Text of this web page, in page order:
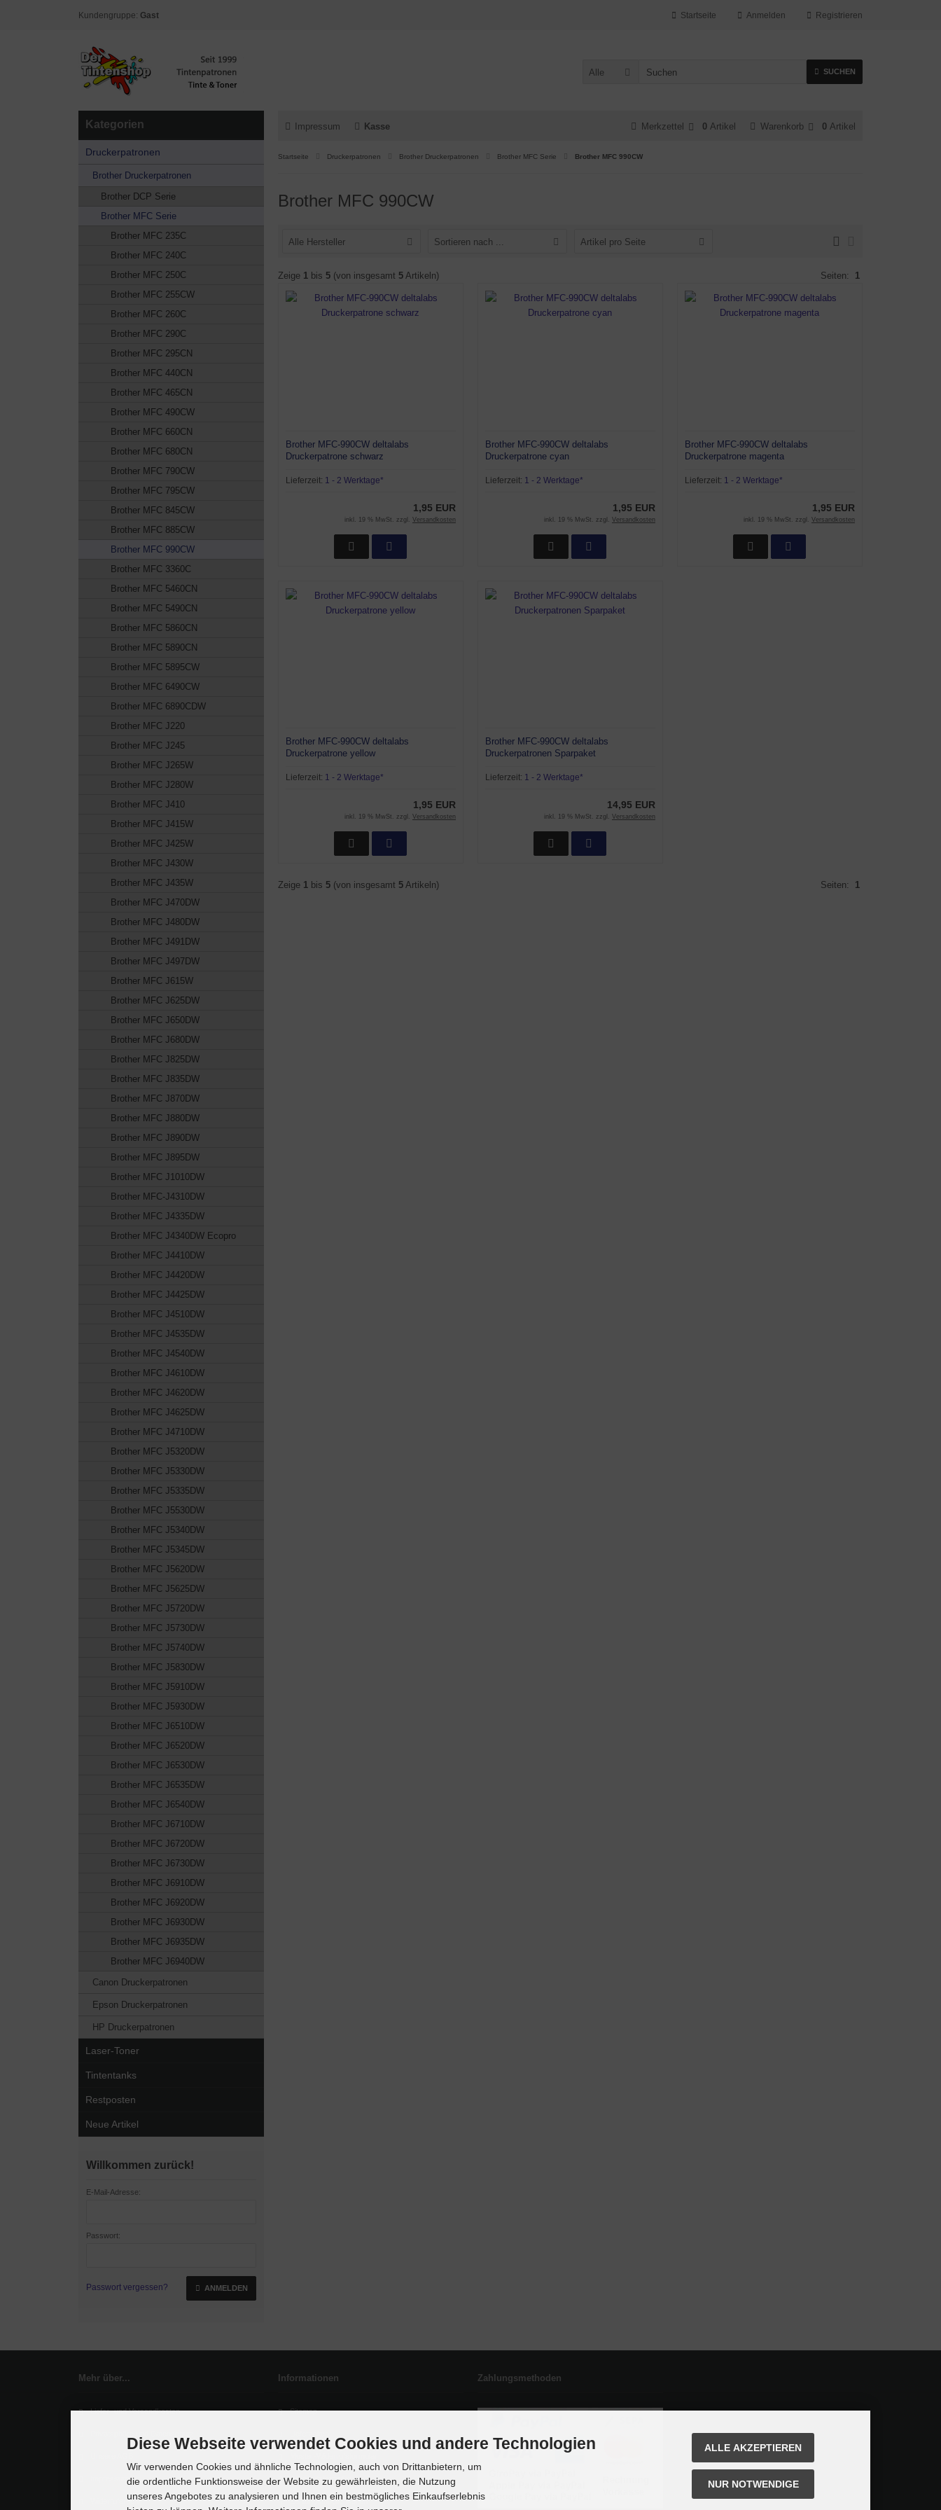
Kundengruppe: Gast Registrieren
Anmelden
Startseite
Alle SUCHEN
Impressum Kasse Warenkorb 0 Artikel
Merkzettel 0 Artikel
Startseite Druckerpatronen Brother Druckerpatronen Brother MFC Serie Brother MFC 990CW
Brother MFC 990CW
Alle Hersteller Sortieren nach ... Artikel pro Seite
Zeige 1 bis 5 (von insgesamt 5 Artikeln) Seiten: 1
Brother MFC-990CW deltalabs
Druckerpatrone schwarz
Lieferzeit: 1 - 2 Werktage*
1,95 EUR
inkl. 19 % MwSt. zzgl. Versandkosten
Brother MFC-990CW deltalabs
Druckerpatrone cyan
Lieferzeit: 1 - 2 Werktage*
1,95 EUR
inkl. 19 % MwSt. zzgl. Versandkosten
Brother MFC-990CW deltalabs
Druckerpatrone magenta
Lieferzeit: 1 - 2 Werktage*
1,95 EUR
inkl. 19 % MwSt. zzgl. Versandkosten
Brother MFC-990CW deltalabs
Druckerpatrone yellow
Lieferzeit: 1 - 2 Werktage*
1,95 EUR
inkl. 19 % MwSt. zzgl. Versandkosten
Brother MFC-990CW deltalabs
Druckerpatronen Sparpaket
Lieferzeit: 1 - 2 Werktage*
14,95 EUR
inkl. 19 % MwSt. zzgl. Versandkosten
Zeige 1 bis 5 (von insgesamt 5 Artikeln) Seiten: 1
Kategorien
Druckerpatronen
Brother Druckerpatronen
Brother DCP Serie
Brother MFC Serie
Brother MFC 235C
Brother MFC 240C
Brother MFC 250C
Brother MFC 255CW
Brother MFC 260C
Brother MFC 290C
Brother MFC 295CN
Brother MFC 440CN
Brother MFC 465CN
Brother MFC 490CW
Brother MFC 660CN
Brother MFC 680CN
Brother MFC 790CW
Brother MFC 795CW
Brother MFC 845CW
Brother MFC 885CW
Brother MFC 990CW
Brother MFC 3360C
Brother MFC 5460CN
Brother MFC 5490CN
Brother MFC 5860CN
Brother MFC 5890CN
Brother MFC 5895CW
Brother MFC 6490CW
Brother MFC 6890CDW
Brother MFC J220
Brother MFC J245
Brother MFC J265W
Brother MFC J280W
Brother MFC J410
Brother MFC J415W
Brother MFC J425W
Brother MFC J430W
Brother MFC J435W
Brother MFC J470DW
Brother MFC J480DW
Brother MFC J491DW
Brother MFC J497DW
Brother MFC J615W
Brother MFC J625DW
Brother MFC J650DW
Brother MFC J680DW
Brother MFC J825DW
Brother MFC J835DW
Brother MFC J870DW
Brother MFC J880DW
Brother MFC J890DW
Brother MFC J895DW
Brother MFC J1010DW
Brother MFC-J4310DW
Brother MFC J4335DW
Brother MFC J4340DW Ecopro
Brother MFC J4410DW
Brother MFC J4420DW
Brother MFC J4425DW
Brother MFC J4510DW
Brother MFC J4535DW
Brother MFC J4540DW
Brother MFC J4610DW
Brother MFC J4620DW
Brother MFC J4625DW
Brother MFC J4710DW
Brother MFC J5320DW
Brother MFC J5330DW
Brother MFC J5335DW
Brother MFC J5530DW
Brother MFC J5340DW
Brother MFC J5345DW
Brother MFC J5620DW
Brother MFC J5625DW
Brother MFC J5720DW
Brother MFC J5730DW
Brother MFC J5740DW
Brother MFC J5830DW
Brother MFC J5910DW
Brother MFC J5930DW
Brother MFC J6510DW
Brother MFC J6520DW
Brother MFC J6530DW
Brother MFC J6535DW
Brother MFC J6540DW
Brother MFC J6710DW
Brother MFC J6720DW
Brother MFC J6730DW
Brother MFC J6910DW
Brother MFC J6920DW
Brother MFC J6930DW
Brother MFC J6935DW
Brother MFC J6940DW
Canon Druckerpatronen
Epson Druckerpatronen
HP Druckerpatronen
Laser-Toner
Tintentanks
Restposten
Neue Artikel
Willkommen zurück!
E-Mail-Adresse:
Passwort:
Passwort vergessen? ANMELDEN
Mehr über...
Liefer- und Versandkosten
Impressum
Widerrufsrecht
Informationen
Sitemap
Widerrufsformular
Zahlungsmöglichkeiten
Zahlungsmethoden
Diese Webseite verwendet Cookies und andere Technologien
Wir verwenden Cookies und ähnliche Technologien, auch von Drittanbietern, um
die ordentliche Funktionsweise der Website zu gewährleisten, die Nutzung
unseres Angebotes zu analysieren und Ihnen ein bestmögliches Einkaufserlebnis
ALLE AKZEPTIEREN
NUR NOTWENDIGE